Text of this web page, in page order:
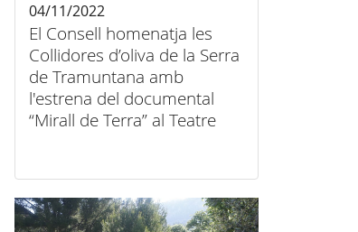
El Consell homenatja les
Collidores d’oliva de la Serra
de Tramuntana amb
l'estrena del documental
“Mirall de Terra” al Teatre
04/11/2022